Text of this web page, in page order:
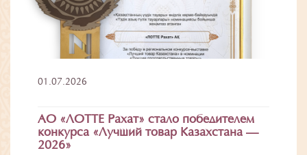
01.07.2026
АО «ЛОТТЕ Рахат» стало победителем
конкурса «Лучший товар Казахстана —
2026»